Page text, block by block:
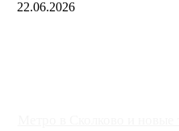
22.06.2026